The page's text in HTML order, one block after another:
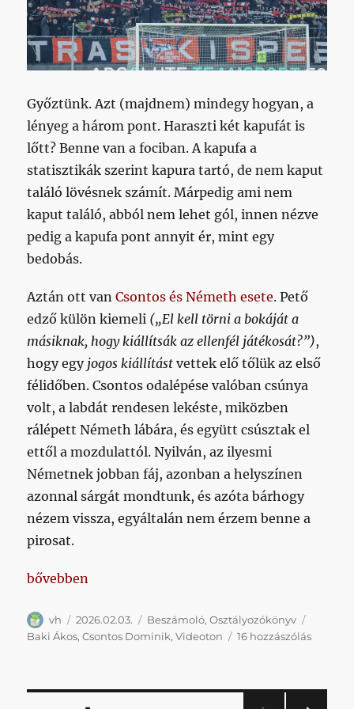
Győztünk. Azt (majdnem) mindegy hogyan, a
lényeg a három pont. Haraszti két kapufát is
lőtt? Benne van a fociban. A kapufa a
statisztikák szerint kapura tartó, de nem kaput
találó lövésnek számít. Márpedig ami nem
kaput találó, abból nem lehet gól, innen nézve
pedig a kapufa pont annyit ér, mint egy
bedobás.
Aztán ott vanCsontos és Németh esete. Pető
edző külön kiemeli („El kell törni a bokáját a
másiknak, hogy kiállítsák az ellenfél játékosát?”),
hogy egy jogos kiállítást vettek elő tőlük az első
félidőben. Csontos odalépése valóban csúnya
volt, a labdát rendesen lekéste, miközben
rálépett Németh lábára, és együtt csúsztak el
ettől a mozdulattól. Nyilván, az ilyesmi
Németnek jobban fáj, azonban a helyszínen
azonnal sárgát mondtunk, és azóta bárhogy
nézem vissza, egyáltalán nem érzem benne a
pirosat.
„A három pont csak a befejezetlen mondatok
bővebben
Szerző
vh Közzétéve
2026.02.03. Kategória
Beszámoló,Osztályozókönyv
Baki Ákos,Csontos Dominik,Videoton 16 hozzászólásA